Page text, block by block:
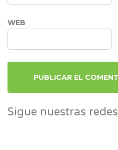
WEB
Sigue nuestras redes